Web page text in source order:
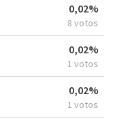
0,02%
8 votos
0,02%
1 votos
0,02%
1 votos